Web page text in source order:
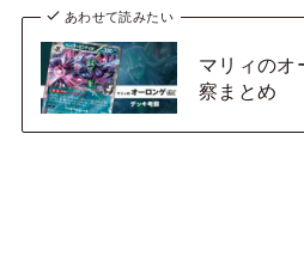
あわせて読みたい
マリィのオ
察まとめ